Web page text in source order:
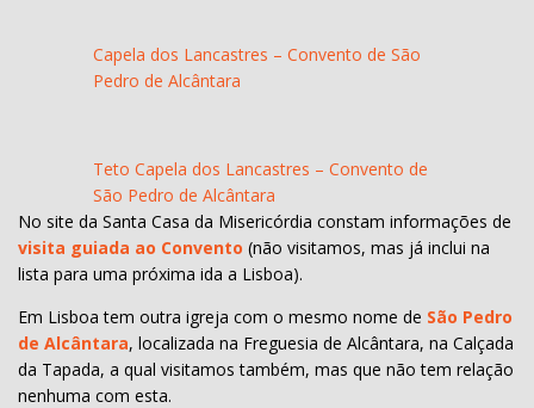
Capela dos Lancastres – Convento de São
Pedro de Alcântara
Teto Capela dos Lancastres – Convento de
São Pedro de Alcântara
No site da Santa Casa da Misericórdia constam informações de
visita guiada ao Convento (não visitamos, mas já inclui na
lista para uma próxima ida a Lisboa).
Em Lisboa tem outra igreja com o mesmo nome de São Pedro
de Alcântara, localizada na Freguesia de Alcântara, na Calçada
da Tapada, a qual visitamos também, mas que não tem relação
nenhuma com esta.